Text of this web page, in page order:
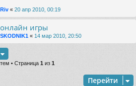
Riv « 20 апр 2010, 00:19
игры
SKODNIK1 « 14 мар 2010, 20:50
• Страница 1 из 1
Перейти